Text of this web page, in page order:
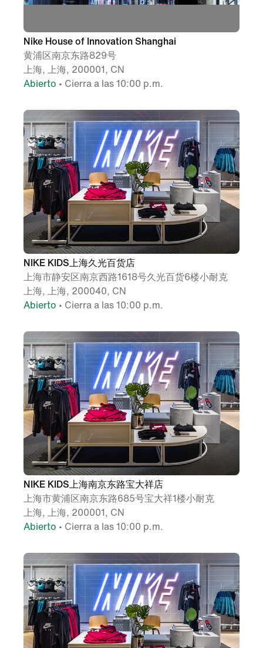
Nike House of Innovation Shanghai
黄浦区南京东路829号
上海, 上海, 200001, CN
Abierto • Cierra a las 10:00 p.m.
NIKE KIDS上海久光百货店
上海市静安区南京西路1618号久光百货6楼小耐克
上海, 上海, 200040, CN
Abierto • Cierra a las 10:00 p.m.
NIKE KIDS上海南京东路宝大祥店
上海市黄浦区南京东路685号宝大祥1楼小耐克
上海, 上海, 200001, CN
Abierto • Cierra a las 10:00 p.m.